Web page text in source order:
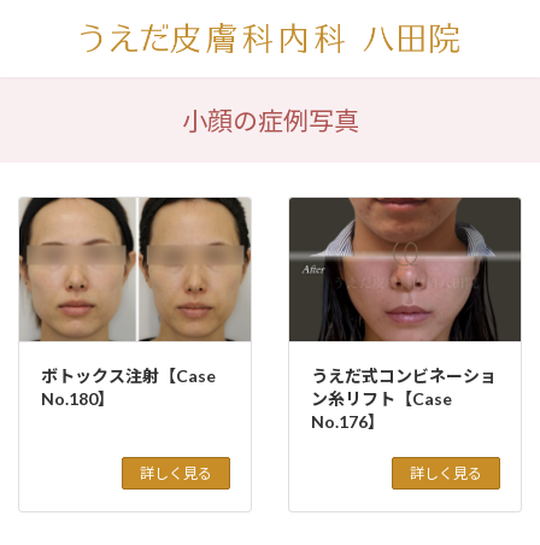
ン
ー
小顔の症例写真
ボトックス注射【Case
No.180】
詳しく見る
うえだ式コンビネーショ
ン糸リフト【Case
No.176】
詳しく見る